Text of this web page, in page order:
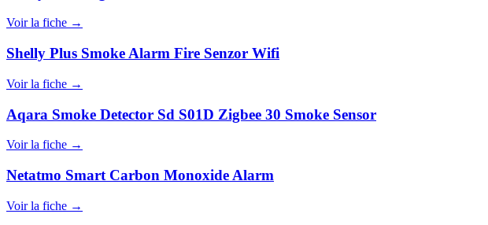
Voir la fiche →
Shelly Plus Smoke Alarm Fire Senzor Wifi
Voir la fiche →
Aqara Smoke Detector Sd S01D Zigbee 30 Smoke Sensor
Voir la fiche →
Netatmo Smart Carbon Monoxide Alarm
Voir la fiche →